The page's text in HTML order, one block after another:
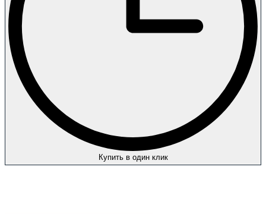
Купить в один клик